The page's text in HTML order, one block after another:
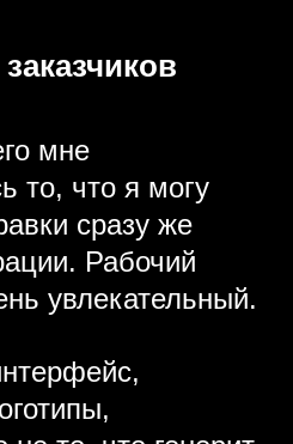
мне
то, что я могу
сразу же
Рабочий
увлекательный.